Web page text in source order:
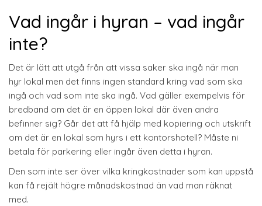
Vad ingår i hyran – vad ingår
inte?
Det är lätt att utgå från att vissa saker ska ingå när man
hyr lokal men det finns ingen standard kring vad som ska
ingå och vad som inte ska ingå. Vad gäller exempelvis för
bredband om det är en öppen lokal där även andra
befinner sig? Går det att få hjälp med kopiering och utskrift
om det är en lokal som hyrs i ett kontorshotell? Måste ni
betala för parkering eller ingår även detta i hyran.
Den som inte ser över vilka kringkostnader som kan uppstå
kan få rejält högre månadskostnad än vad man räknat
med.